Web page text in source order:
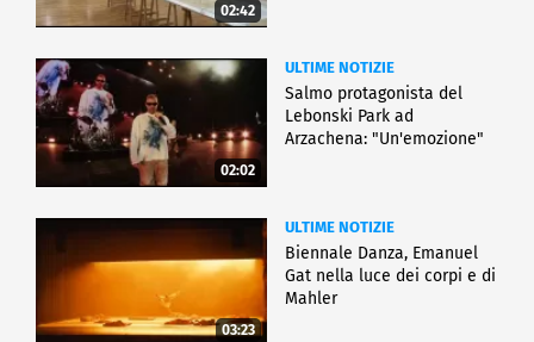
02:42
02:02
ULTIME NOTIZIE
Salmo protagonista del
Lebonski Park ad
Arzachena: "Un'emozione"
03:23
ULTIME NOTIZIE
Biennale Danza, Emanuel
Gat nella luce dei corpi e di
Mahler